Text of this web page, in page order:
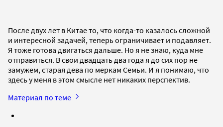
После двух лет в Китае то, что когда-то казалось сложной
и интересной задачей, теперь ограничивает и подавляет.
Я тоже готова двигаться дальше. Но я не знаю, куда мне
отправиться. В свои двадцать два года я до сих пор не
замужем, старая дева по меркам Семьи. И я понимаю, что
здесь у меня в этом смысле нет никаких перспектив.
Материал по теме